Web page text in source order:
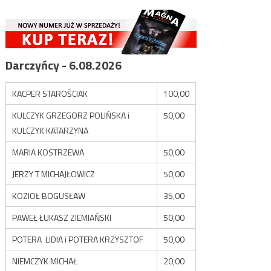
Darczyńcy - 6.08.2026
KACPER STAROŚCIAK
100,00
KULCZYK GRZEGORZ POLIŃSKA i
KULCZYK KATARZYNA
50,00
MARIA KOSTRZEWA
50,00
JERZY T MICHAJŁOWICZ
50,00
KOZIOŁ BOGUSŁAW
35,00
PAWEŁ ŁUKASZ ZIEMIAŃSKI
50,00
POTERA LIDIA i POTERA KRZYSZTOF
50,00
NIEMCZYK MICHAŁ
20,00